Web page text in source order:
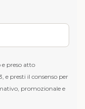
e preso atto
e presti il consenso per
promozionale e